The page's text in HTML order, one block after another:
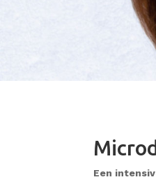
Een